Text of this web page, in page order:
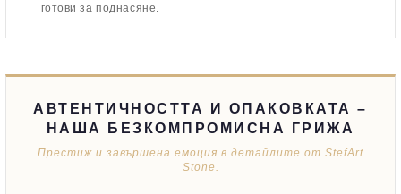
готови за поднасяне.
АВТЕНТИЧНОСТТА И ОПАКОВКАТА –
НАША БЕЗКОМПРОМИСНА ГРИЖА
Престиж и завършена емоция в детайлите от StefArt
Stone.